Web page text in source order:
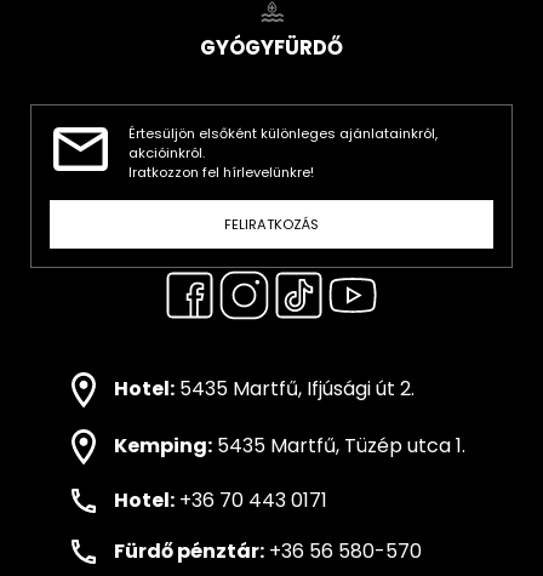
GYÓGYFÜRDŐ
Értesüljön elsőként különleges ajánlatainkról,
akcióinkról.
Iratkozzon fel hírlevelünkre!
FELIRATKOZÁS
Hotel: 5435 Martfű, Ifjúsági út 2.
Kemping: 5435 Martfű, Tüzép utca 1.
Hotel: +36 70 443 0171
Fürdő pénztár: +36 56 580-570